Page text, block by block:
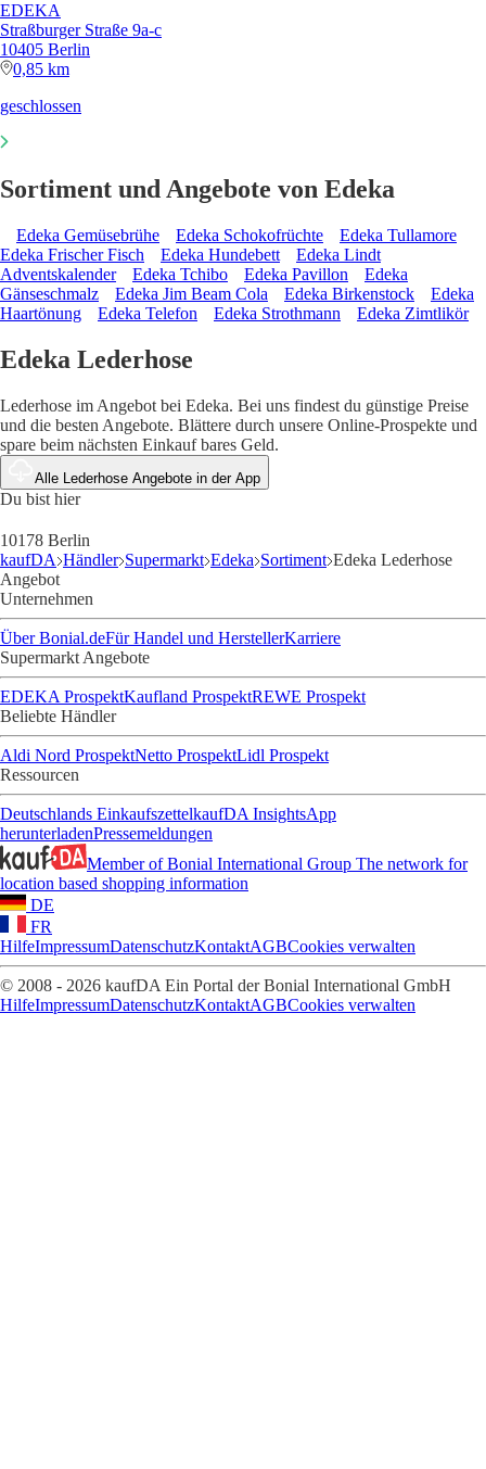
EDEKA
Straßburger Straße 9a-c
10405 Berlin
0,85 km
geschlossen
Sortiment und Angebote von Edeka
Edeka Gemüsebrühe Edeka Schokofrüchte
Edeka Tullamore
Edeka Frischer Fisch
Edeka Hundebett
Edeka Lindt
Adventskalender
Edeka Tchibo Edeka Pavillon
Edeka
Gänseschmalz
Edeka Jim Beam Cola Edeka Birkenstock
Edeka
Haartönung
Edeka Telefon Edeka Strothmann Edeka Zimtlikör
Edeka Lederhose
Lederhose im Angebot bei Edeka. Bei uns findest du günstige Preise
und die besten Angebote. Blättere durch unsere Online-Prospekte und
spare beim nächsten Einkauf bares Geld.
Alle Lederhose Angebote in der App
Du bist hier
10178 Berlin
kaufDA Händler Supermarkt Edeka Sortiment Edeka Lederhose
Angebot
Unternehmen
Über Bonial.deFür Handel und HerstellerKarriere
Supermarkt Angebote
EDEKA ProspektKaufland ProspektREWE Prospekt
Beliebte Händler
Aldi Nord ProspektNetto ProspektLidl Prospekt
Ressourcen
Deutschlands EinkaufszettelkaufDA InsightsApp
herunterladenPressemeldungen
Member of Bonial International Group The network for
location based shopping information
DE
FR
HilfeImpressumDatenschutzKontaktAGBCookies verwalten
© 2008 - 2026 kaufDA Ein Portal der Bonial International GmbH
HilfeImpressumDatenschutzKontaktAGBCookies verwalten